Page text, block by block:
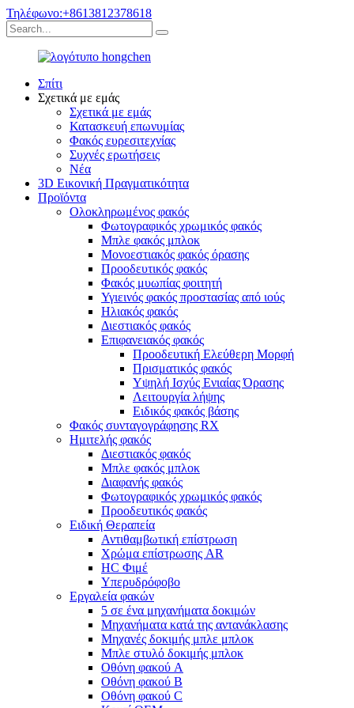
Τηλέφωνο:+8613812378618
Σπίτι
Σχετικά με εμάς
Σχετικά με εμάς
Κατασκευή επωνυμίας
Φακός ευρεσιτεχνίας
Συχνές ερωτήσεις
Νέα
3D Εικονική Πραγματικότητα
Προϊόντα
Ολοκληρωμένος φακός
Φωτογραφικός χρωμικός φακός
Μπλε φακός μπλοκ
Μονοεστιακός φακός όρασης
Προοδευτικός φακός
Φακός μυωπίας φοιτητή
Υγιεινός φακός προστασίας από ιούς
Ηλιακός φακός
Διεστιακός φακός
Επιφανειακός φακός
Προοδευτική Ελεύθερη Μορφή
Πρισματικός φακός
Υψηλή Ισχύς Ενιαίας Όρασης
Λειτουργία λήψης
Ειδικός φακός βάσης
Φακός συνταγογράφησης RX
Ημιτελής φακός
Διεστιακός φακός
Μπλε φακός μπλοκ
Διαφανής φακός
Φωτογραφικός χρωμικός φακός
Προοδευτικός φακός
Ειδική Θεραπεία
Αντιθαμβωτική επίστρωση
Χρώμα επίστρωσης AR
HC Φιμέ
Υπερυδρόφοβο
Εργαλεία φακών
5 σε ένα μηχανήματα δοκιμών
Μηχανήματα κατά της αντανάκλασης
Μηχανές δοκιμής μπλε μπλοκ
Μπλε στυλό δοκιμής μπλοκ
Οθόνη φακού A
Οθόνη φακού Β
Οθόνη φακού C